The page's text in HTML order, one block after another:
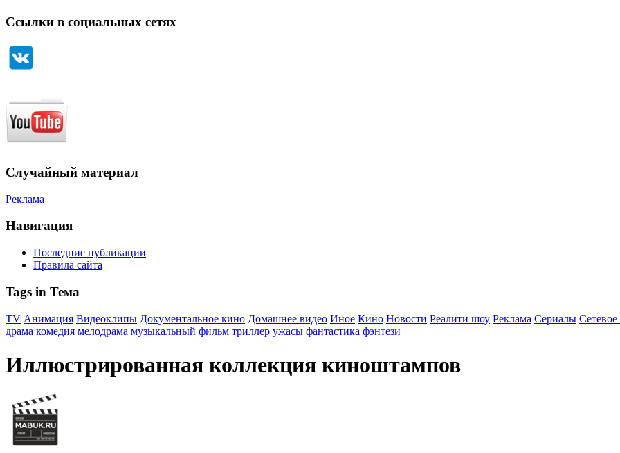
Ссылки в социальных сетях
Случайный материал
Реклама
Навигация
Последние публикации
Правила сайта
Tags in Тема
TV Анимация Видеоклипы Документальное кино Домашнее видео Иное Кино Новости Реалити шоу Реклама Сериалы Сетевое
драма комедия мелодрама музыкальный фильм триллер ужасы фантастика фэнтези
Иллюстрированная коллекция киноштампов